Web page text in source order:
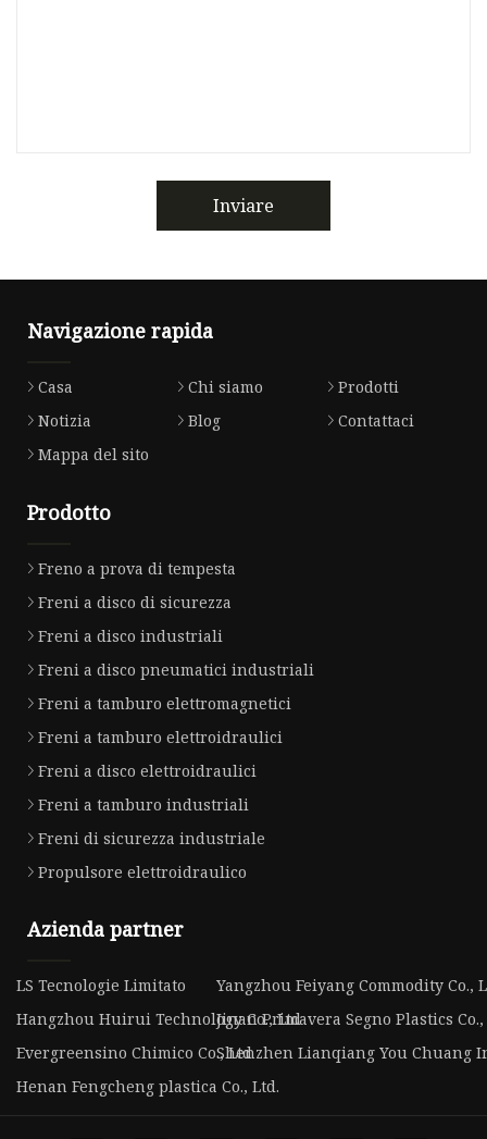
Inviare
Navigazione rapida
Casa Chi siamo
Prodotti
Notizia
Blog
Contattaci
Mappa del sito
Prodotto
Freno a prova di tempesta
Freni a disco di sicurezza
Freni a disco industriali
Freni a disco pneumatici industriali
Freni a tamburo elettromagnetici
Freni a tamburo elettroidraulici
Freni a disco elettroidraulici
Freni a tamburo industriali
Freni di sicurezza industriale
Propulsore elettroidraulico
Azienda partner
LS Tecnologie Limitato
Yangzhou Feiyang Commodity Co.,
Hangzhou Huirui Technology Co., LtdJinan Primavera Segno Plastics
Evergreensino Chimico Co., LtdShenzhen Lianqiang You Chuang
Henan Fengcheng plastica Co., Ltd.